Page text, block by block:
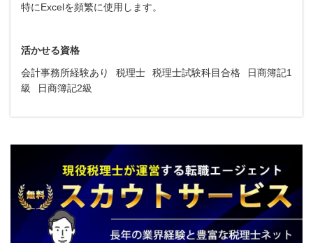
特にExcelを頻繁に使用します。
活かせる資格
会計事務所経験あり
税理士 税理士試験科目合格
日商簿記1
級
日商簿記2級